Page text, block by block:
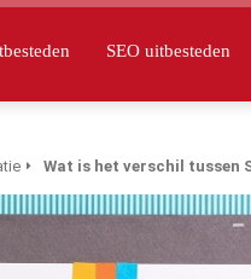
SEO uitbesteden
Wat is het verschil tussen